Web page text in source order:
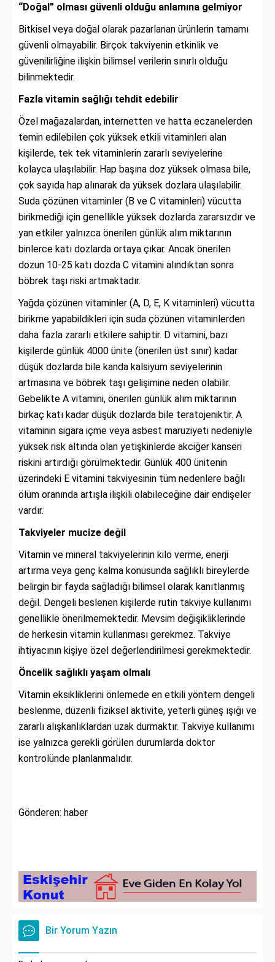
“Doğal” olması güvenli olduğu anlamına gelmiyor
Bitkisel veya doğal olarak pazarlanan ürünlerin tamamı
güvenli olmayabilir. Birçok takviyenin etkinlik ve
güvenilirliğine ilişkin bilimsel verilerin sınırlı olduğu
bilinmektedir.
Fazla vitamin sağlığı tehdit edebilir
Özel mağazalardan, internetten ve hatta eczanelerden
temin edilebilen çok yüksek etkili vitaminleri alan
kişilerde, tek tek vitaminlerin zararlı seviyelerine
kolayca ulaşılabilir. Hap başına doz yüksek olmasa bile,
çok sayıda hap alınarak da yüksek dozlara ulaşılabilir.
Suda çözünen vitaminler (B ve C vitaminleri) vücutta
birikmediği için genellikle yüksek dozlarda zararsızdır ve
yan etkiler yalnızca önerilen günlük alım miktarının
binlerce katı dozlarda ortaya çıkar. Ancak önerilen
dozun 10-25 katı dozda C vitamini alındıktan sonra
böbrek taşı riski artmaktadır.
Yağda çözünen vitaminler (A, D, E, K vitaminleri) vücutta
birikme yapabildikleri için suda çözünen vitaminlerden
daha fazla zararlı etkilere sahiptir. D vitamini, bazı
kişilerde günlük 4000 ünite (önerilen üst sınır) kadar
düşük dozlarda bile kanda kalsiyum seviyelerinin
artmasına ve böbrek taşı gelişimine neden olabilir.
Gebelikte A vitamini, önerilen günlük alım miktarının
birkaç katı kadar düşük dozlarda bile teratojeniktir. A
vitaminin sigara içme veya asbest maruziyeti nedeniyle
yüksek risk altında olan yetişkinlerde akciğer kanseri
riskini artırdığı görülmektedir. Günlük 400 ünitenin
üzerindeki E vitamini takviyesinin tüm nedenlere bağlı
ölüm oranında artışla ilişkili olabileceğine dair endişeler
vardır.
Takviyeler mucize değil
Vitamin ve mineral takviyelerinin kilo verme, enerji
artırma veya genç kalma konusunda sağlıklı bireylerde
belirgin bir fayda sağladığı bilimsel olarak kanıtlanmış
değil. Dengeli beslenen kişilerde rutin takviye kullanımı
genellikle önerilmemektedir. Mevsim değişikliklerinde
de herkesin vitamin kullanması gerekmez. Takviye
ihtiyacının kişiye özel değerlendirilmesi gerekmektedir.
Öncelik sağlıklı yaşam olmalı
Vitamin eksikliklerini önlemede en etkili yöntem dengeli
beslenme, düzenli fiziksel aktivite, yeterli güneş ışığı ve
zararlı alışkanlıklardan uzak durmaktır. Takviye kullanımı
ise yalnızca gerekli görülen durumlarda doktor
kontrolünde planlanmalıdır.
Gönderen: haber
Bir Yorum Yazın